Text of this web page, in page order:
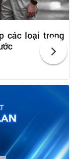
các loại trong